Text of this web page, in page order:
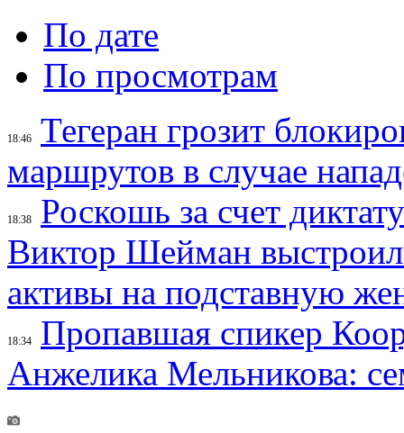
По дате
По просмотрам
18:46
Тегеран грозит
маршрутов в случае
18:38
Роскошь за счет
Виктор Шейман выстроил
активы на подставную
18:34
Пропавшая спикер
Анжелика Мельникова: